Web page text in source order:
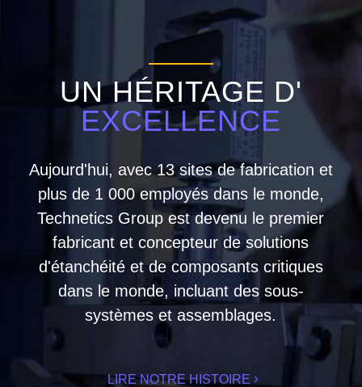
UN HÉRITAGE D'
EXCELLENCE
Aujourd'hui, avec 13 sites de fabrication et
plus de 1 000 employés dans le monde,
Technetics Group est devenu le premier
fabricant et concepteur de solutions
d'étanchéité et de composants critiques
dans le monde, incluant des sous-
systèmes et assemblages.
LIRE NOTRE HISTOIRE